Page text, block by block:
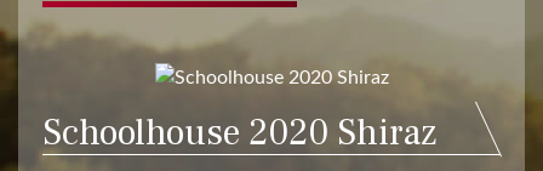
Schoolhouse 2020 Shiraz